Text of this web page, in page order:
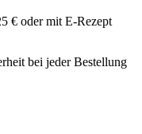
€ oder mit E-Rezept
bei jeder Bestellung